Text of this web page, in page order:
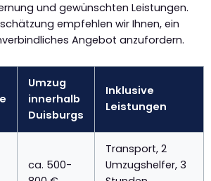
und gewünschten Leistungen.
empfehlen wir Ihnen, ein
Angebot anzufordern.
Umzug
innerhalb
Duisburgs
Inklusive
Leistungen
ca. 500-
Transport, 2
Umzugshelfer, 3